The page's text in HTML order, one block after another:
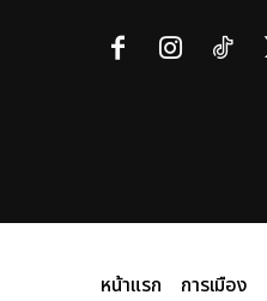
หน้าแรก การเมือง